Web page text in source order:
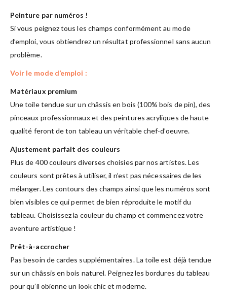
Peinture par numéros !
Si vous peignez tous les champs conformément au mode
d’emploi, vous obtiendrez un résultat professionnel sans aucun
problème.
Voir le mode d’emploi :
Matériaux premium
Une toile tendue sur un châssis en bois (100% bois de pin), des
pinceaux professionnaux et des peintures acryliques de haute
qualité feront de ton tableau un véritable chef-d’oeuvre.
Ajustement parfait des couleurs
Plus de 400 couleurs diverses choisies par nos artistes. Les
couleurs sont prêtes à utiliser, il n’est pas nécessaires de les
mélanger. Les contours des champs ainsi que les numéros sont
bien visibles ce qui permet de bien réproduite le motif du
tableau. Choisissez la couleur du champ et commencez votre
aventure artistique !
Prêt-à-accrocher
Pas besoin de cardes supplémentaires. La toile est déjà tendue
sur un châssis en bois naturel. Peignez les bordures du tableau
pour qu’il obienne un look chic et moderne.